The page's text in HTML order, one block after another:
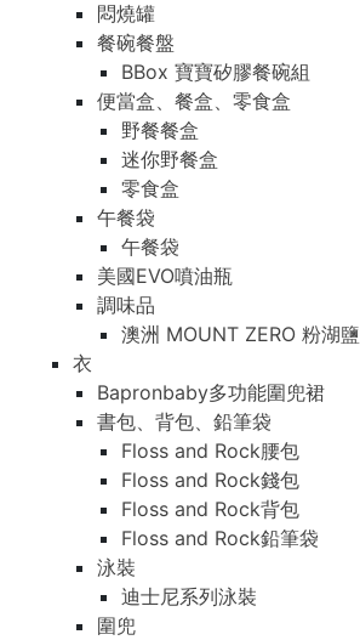
悶燒罐
餐碗餐盤
BBox 寶寶矽膠餐碗組
便當盒、餐盒、零食盒
野餐餐盒
迷你野餐盒
零食盒
午餐袋
午餐袋
美國EVO噴油瓶
調味品
澳洲 MOUNT ZERO 粉湖鹽
衣
Bapronbaby多功能圍兜裙
書包、背包、鉛筆袋
Floss and Rock腰包
Floss and Rock錢包
Floss and Rock背包
Floss and Rock鉛筆袋
泳裝
迪士尼系列泳裝
圍兜